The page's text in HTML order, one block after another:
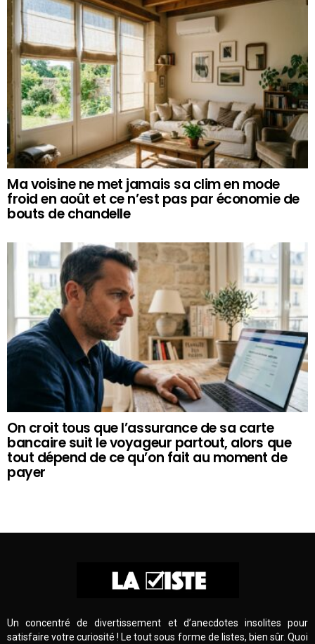
Ma voisine ne met jamais sa clim en mode
froid en août et ce n’est pas par économie de
bouts de chandelle
On croit tous que l’assurance de sa carte
bancaire suit le voyageur partout, alors que
tout dépend de ce qu’on fait au moment de
payer
Un concentré de divertissement et d’anecdotes insolites pour
satisfaire votre curiosité ! Le tout sous forme de listes, bien sûr. Quoi